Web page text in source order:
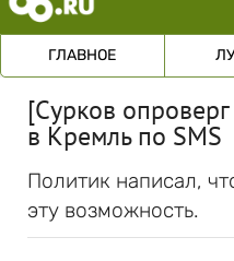
ГЛАВНОЕ
[Сурков
в Кремль по SMS
Политик написал,
эту возможность.